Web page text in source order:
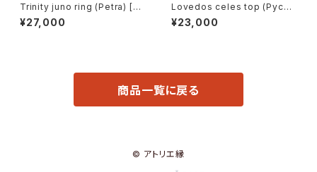
Trinity juno ring (Petra) [Bl
ack zirconia] -トリニティジュ
ノー・リング-
¥27,000
Lovedos celes top (Pycno
s) -ラヴドスケレス・トップ(ピク
ノス)-
¥23,000
商品一覧に戻る
© アトリエ縁